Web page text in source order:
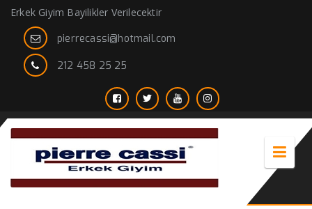
Erkek Giyim Bayilikler Verilecektir
pierrecassi@hotmail.com
212 458 25 25